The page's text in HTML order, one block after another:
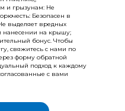
и грызунам: Не
Безопасен в
выделяет вредных
нанесении на крышу;
бонус. Чтобы
свяжитесь с нами по
форму обратной
подход к каждому
с вами